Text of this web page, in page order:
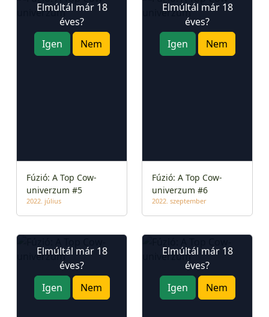
Elmúltál már 18
éves?
Igen
Nem
Fúzió: A Top Cow-
univerzum #5
2022. július
Elmúltál már 18
éves?
Igen
Nem
Fúzió: A Top Cow-
univerzum #6
2022. szeptember
Elmúltál már 18
éves?
Igen
Nem
Elmúltál már 18
éves?
Igen
Nem